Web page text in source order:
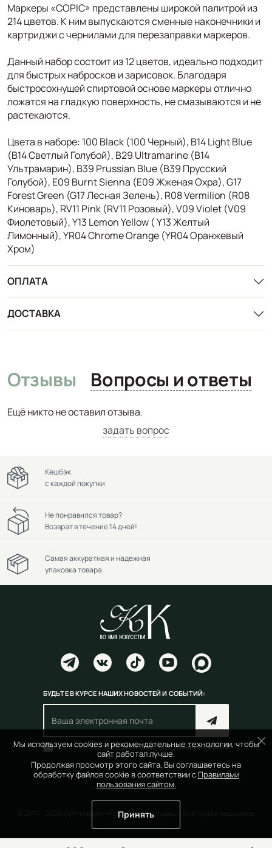
Маркеры «COPIC» представлены широкой палитрой из
214 цветов. К ним выпускаются сменные наконечники и
картриджи с чернилами для перезаправки маркеров.
Данный набор состоит из 12 цветов, идеально подходит
для быстрых набросков и зарисовок. Благодаря
быстросохнущей спиртовой основе маркеры отлично
ложатся на гладкую поверхность, не смазываются и не
растекаются.
Цвета в наборе: 100 Black (100 Черный), B14 Light Blue
(B14 Светлый Голубой), B29 Ultramarine (B14
Ультрамарин), B39 Prussian Blue (B39 Прусский
Голубой), E09 Burnt Sienna (E09 Жженая Охра), G17
Forest Green (G17 Лесная Зелень), R08 Vermilion (R08
Киноварь), RV11 Pink (RV11 Розовый), V09 Violet (V09
Фиолетовый), Y13 Lemon Yellow ( Y13 Желтый
Лимонный), YR04 Chrome Orange (YR04 Оранжевый
Хром)
ОПЛАТА
ДОСТАВКА
Отзывы Вопросы и ответы
Ещё никто не оставил отзыва.
задать вопрос
Мы используем cookies и рекомендательные технологии, чтобы
сайт работал лучше.
Продолжая просмотр этого сайта, Вы соглашаетесь на
обработку файлов cookie в соответствии с Правилами
пользования сайтом.
Принять
Кешбэк
с каждой покупки
Не понравился товар?
Возврат в течение 14 дней!
Самая аккуратная и надежная
упаковка товара
БУДЬТЕ В КУРСЕ НАШИХ НОВОСТЕЙ И СОБЫТИЙ:
Согласен(на) справилами пользования сайтом
© 2014 - 2026 Арт-маркет «Красный Карандаш». Все права защищены